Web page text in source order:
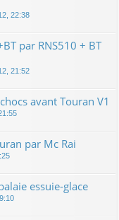
22:38
par RNS510 + BT
21:52
avant Touran V1
par Mc Rai
essuie-glace